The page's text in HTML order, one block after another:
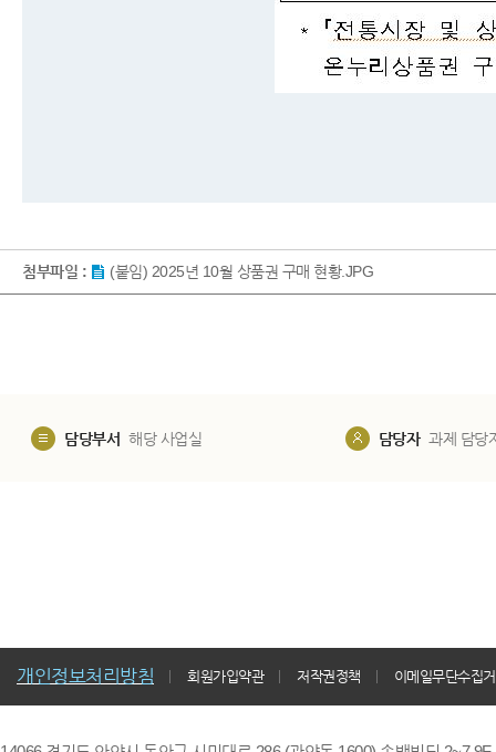
첨부파일 : (붙임) 2025년 10월 상품권 구매 현황.JPG
담당부서 해당 사업실 담당자 과제 담당
개인정보처리방침 회원가입약관 저작권정책 이메일무단수집